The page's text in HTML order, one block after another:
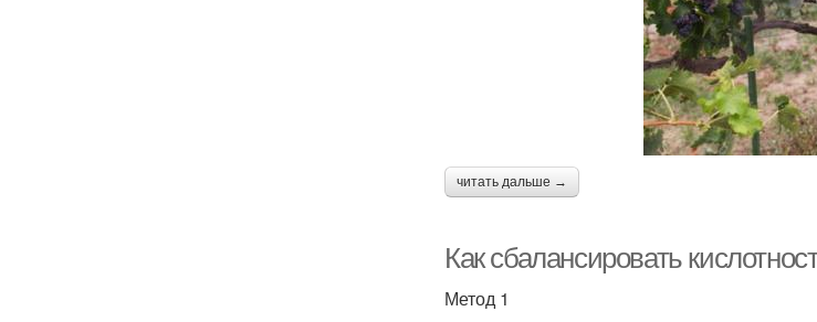
читать дальше →
Как сбалансировать
Метод 1